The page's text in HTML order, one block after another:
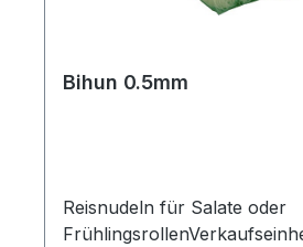
Bihun 0.5mm
Reisnudeln für Salate oder